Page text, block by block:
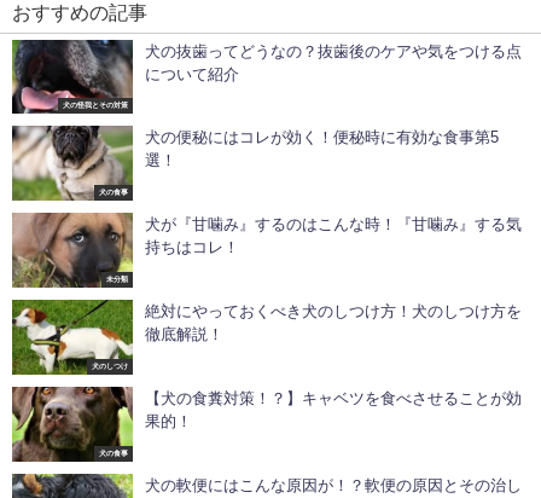
おすすめの記事
犬の怪我とその対策
犬の抜歯ってどうなの？抜歯後のケアや気をつける点
について紹介
犬の食事
犬の便秘にはコレが効く！便秘時に有効な食事第5
選！
未分類
犬が『甘噛み』するのはこんな時！『甘噛み』する気
持ちはコレ！
犬のしつけ
絶対にやっておくべき犬のしつけ方！犬のしつけ方を
徹底解説！
犬の食事
【犬の食糞対策！？】キャベツを食べさせることが効
果的！
犬の軟便にはこんな原因が！？軟便の原因とその治し